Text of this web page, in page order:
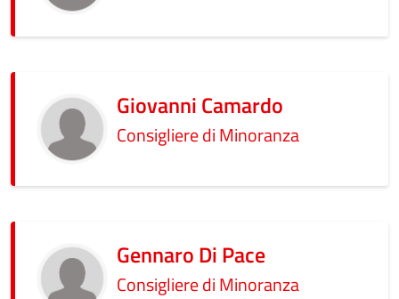
Giovanni Camardo
Consigliere di Minoranza
Gennaro Di Pace
Consigliere di Minoranza